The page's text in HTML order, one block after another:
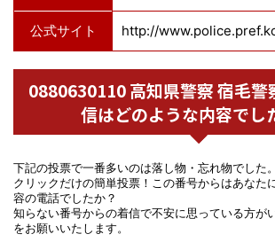
公式サイト http://
0880630110 高知県警察 宿毛警
信はどのような内容でし
下記の投票で一番多いのは落し物・忘れ物でした。
クリックだけの簡単投票！この番号からはあなた
容の電話でしたか？
知らない番号からの着信で不安に思っている方が
をお願いいたします。